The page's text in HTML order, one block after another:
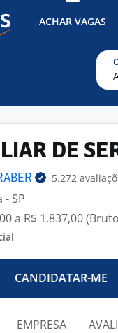
ACHAR VAGAS
DE
5.272
- SP
a R$ 1.837,00
CANDIDATAR-ME
EMPRESA